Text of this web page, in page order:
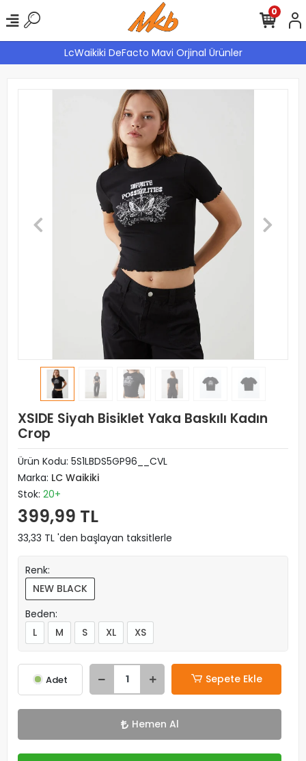
LcWaikiki DeFacto Mavi Orjinal Ürünler
0
XSIDE Siyah Bisiklet Yaka Baskılı Kadın
Crop
Ürün Kodu: 5S1LBDS5GP96__CVL
Marka: LC Waikiki
Stok: 20+
399,99 TL
33,33 TL 'den başlayan taksitlerle
Renk:
NEW BLACK
Beden:
L
M S XL XS
Adet Sepete Ekle
Hemen Al